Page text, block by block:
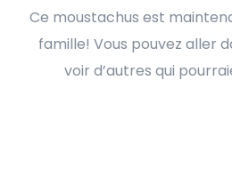
Ce moustachus est
famille! Vous pouvez aller
voir d’autres qui